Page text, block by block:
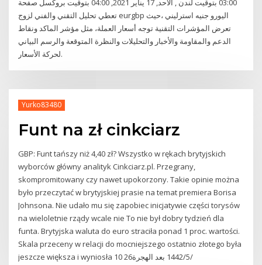
03:00 بتوقيت لندن , الأحد, 17 يناير 2021, 04:00 بتوقيت بروكسل صفحة
تعطي تحليل التقني والفني لزوج eurgbp اليورو جنيه استرليني ،حيث
تعرض المؤشرات التقنية توجه أسعار العملة، مثل مؤشر الماكد ونقاط
الدعم والمقاومة والأخبار والتحليلات والنظرة المتوقعة والرسم البياني
لحركة الأسعار.
Yurko83480
Funt na zł cinkciarz
GBP: Funt tańszy niż 4,40 zł? Wszystko w rękach brytyjskich
wyborców główny analityk Cinkciarz.pl. Przegrany,
skompromitowany czy nawet upokorzony. Takie opinie można
było przeczytać w brytyjskiej prasie na temat premiera Borisa
Johnsona. Nie udało mu się zapobiec inicjatywie części torysów
na wieloletnie rządy wcale nie To nie był dobry tydzień dla
funta. Brytyjska waluta do euro straciła ponad 1 proc. wartości.
Skala przeceny w relacji do mocniejszego ostatnio złotego była
jeszcze większa i wyniosła 10 26‏‏/5‏‏/1442 بعد الهجرة